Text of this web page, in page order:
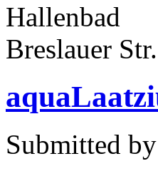
Hallenbad
Breslauer
Submitted